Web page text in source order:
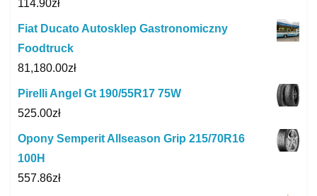
114.90zł
Fiat Ducato Autosklep Gastronomiczny
Foodtruck
81,180.00zł
Pirelli Angel Gt 190/55R17 75W
525.00zł
Opony Semperit Allseason Grip 215/70R16
100H
557.86zł